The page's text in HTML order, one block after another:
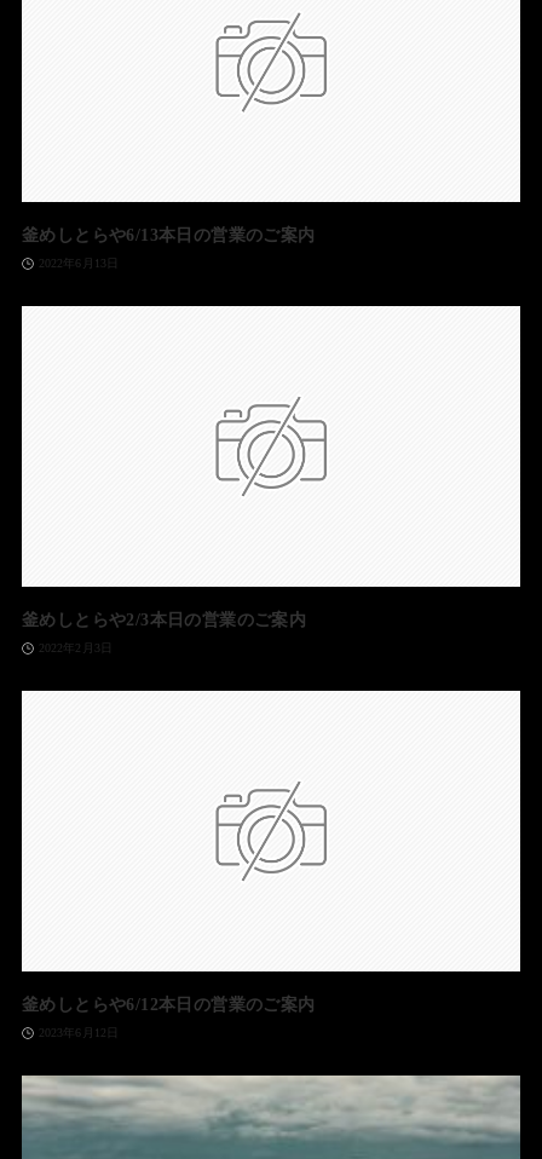
釜めしとらや6/13本日の営業のご案内
2022年6月13日
釜めしとらや2/3本日の営業のご案内
2022年2月3日
釜めしとらや6/12本日の営業のご案内
2023年6月12日